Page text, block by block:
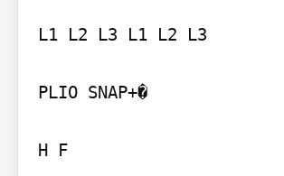
L1 L2 L3 L1 L2 L3
PLIO SNAP+�
H F